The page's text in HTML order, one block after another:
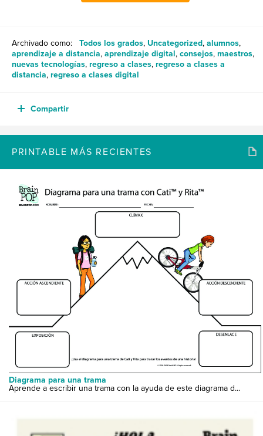
Archivado como: Todos los grados, Uncategorized, alumnos,
aprendizaje a distancia, aprendizaje digital, consejos, maestros,
nuevas tecnologías, regreso a clases, regreso a clases a
distancia, regreso a clases digital
Compartir
PRINTABLE MÁS RECIENTES
Diagrama para una trama
Aprende a escribir una trama con la ayuda de este diagrama d...